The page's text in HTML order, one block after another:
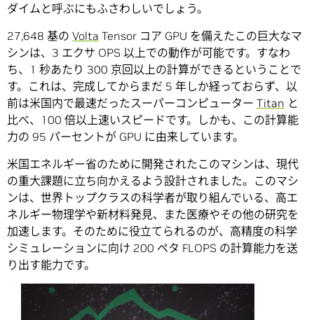
ダイムと呼ぶにもふさわしいでしょう。
27,648 基の Volta Tensor コア GPU を備えたこの巨大なマ
シンは、3 エクサ OPS 以上での動作が可能です。すなわ
ち、1 秒あたり 300 京回以上の計算ができるということで
す。これは、完成してからまだ 5 年しか経っておらず、以
前は米国内で最速だったスーパーコンピューター Titan と
比べ、100 倍以上速いスピードです。しかも、この計算能
力の 95 パーセントが GPU に由来しています。
米国エネルギー省のために開発されたこのマシンは、現代
の重大課題に立ち向かえるよう設計されました。このマシ
ンは、世界トップクラスの科学者が取り組んでいる、高エ
ネルギー物理学や新材料発見、また医療やその他の研究を
加速します。そのために役立てられるのが、高精度の科学
シミュレーションに向け 200 ペタ FLOPS の計算能力を送
り出す能力です。